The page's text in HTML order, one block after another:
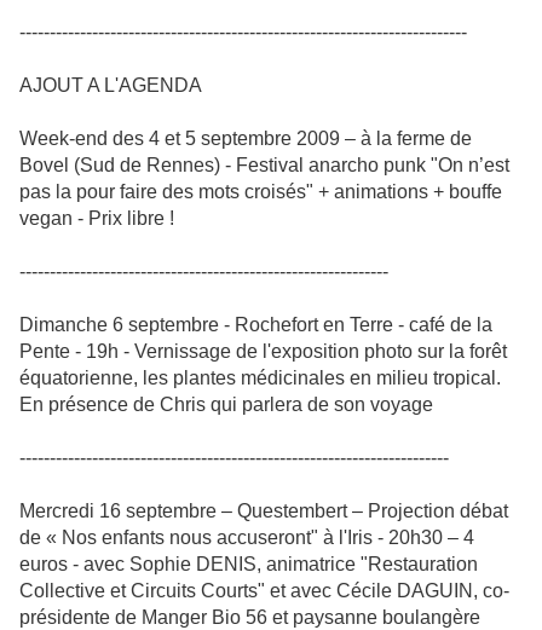
--------------------------------------------------------------------------
AJOUT A L'AGENDA
Week-end des 4 et 5 septembre 2009 – à la ferme de
Bovel (Sud de Rennes) - Festival anarcho punk "On n’est
pas la pour faire des mots croisés" + animations + bouffe
vegan - Prix libre !
-------------------------------------------------------------
Dimanche 6 septembre - Rochefort en Terre - café de la
Pente - 19h - Vernissage de l'exposition photo sur la forêt
équatorienne, les plantes médicinales en milieu tropical.
En présence de Chris qui parlera de son voyage
-----------------------------------------------------------------------
Mercredi 16 septembre – Questembert – Projection débat
de « Nos enfants nous accuseront" à l'Iris - 20h30 – 4
euros - avec Sophie DENIS, animatrice "Restauration
Collective et Circuits Courts" et avec Cécile DAGUIN, co-
présidente de Manger Bio 56 et paysanne boulangère